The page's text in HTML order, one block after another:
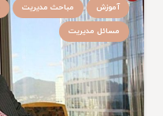
آموزش مباحث مدیریت
مسائل مدیریت